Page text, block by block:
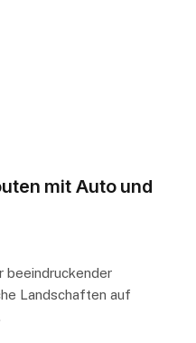
mit Auto und
beeindruckender
Landschaften auf